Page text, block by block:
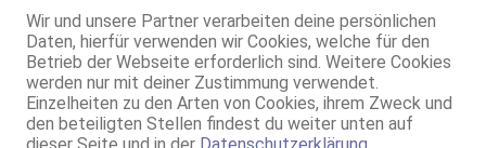
Wir und unsere Partner verarbeiten deine persönlichen
Daten, hierfür verwenden wir Cookies, welche für den
Betrieb der Webseite erforderlich sind. Weitere Cookies
werden nur mit deiner Zustimmung verwendet.
Einzelheiten zu den Arten von Cookies, ihrem Zweck und
den beteiligten Stellen findest du weiter unten auf
Wolfsburg
Lucy
27 Jahre, 80B, KF 34, 1.56m, 45 kg, total rasiert, asiatisch